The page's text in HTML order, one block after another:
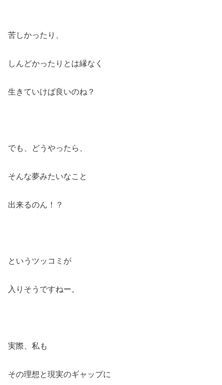
苦しかったり、
しんどかったりとは縁なく
生きていけば良いのね？
でも、どうやったら、
そんな夢みたいなこと
出来るのん！？
というツッコミが
入りそうですねー。
実際、私も
その理想と現実のギャップに